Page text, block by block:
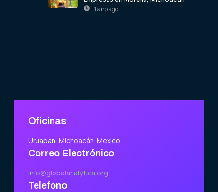
1 año ago
Oficinas
Uruapan, Michoacán. Mexico.
Correo Electrónico
info@globalanalytica.org
Telefono